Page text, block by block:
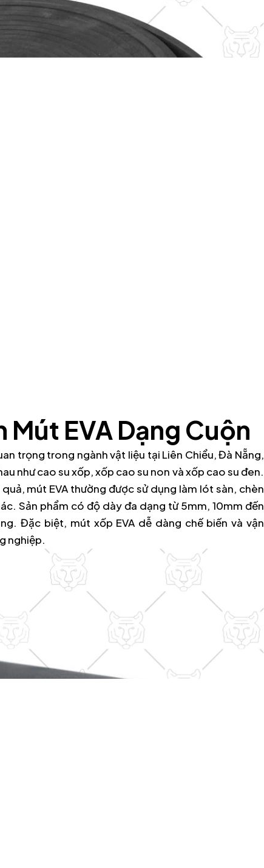
Mút EVA Dạng Cuộn
trọng trong ngành vật liệu tại Liên Chiểu, Đà Nẵng,
như cao su xốp, xốp cao su non và xốp cao su đen.
mút EVA thường được sử dụng làm lót sàn, chèn
Sản phẩm có độ dày đa dạng từ 5mm, 10mm đến
Đặc biệt, mút xốp EVA dễ dàng chế biến và vận
nghiệp.